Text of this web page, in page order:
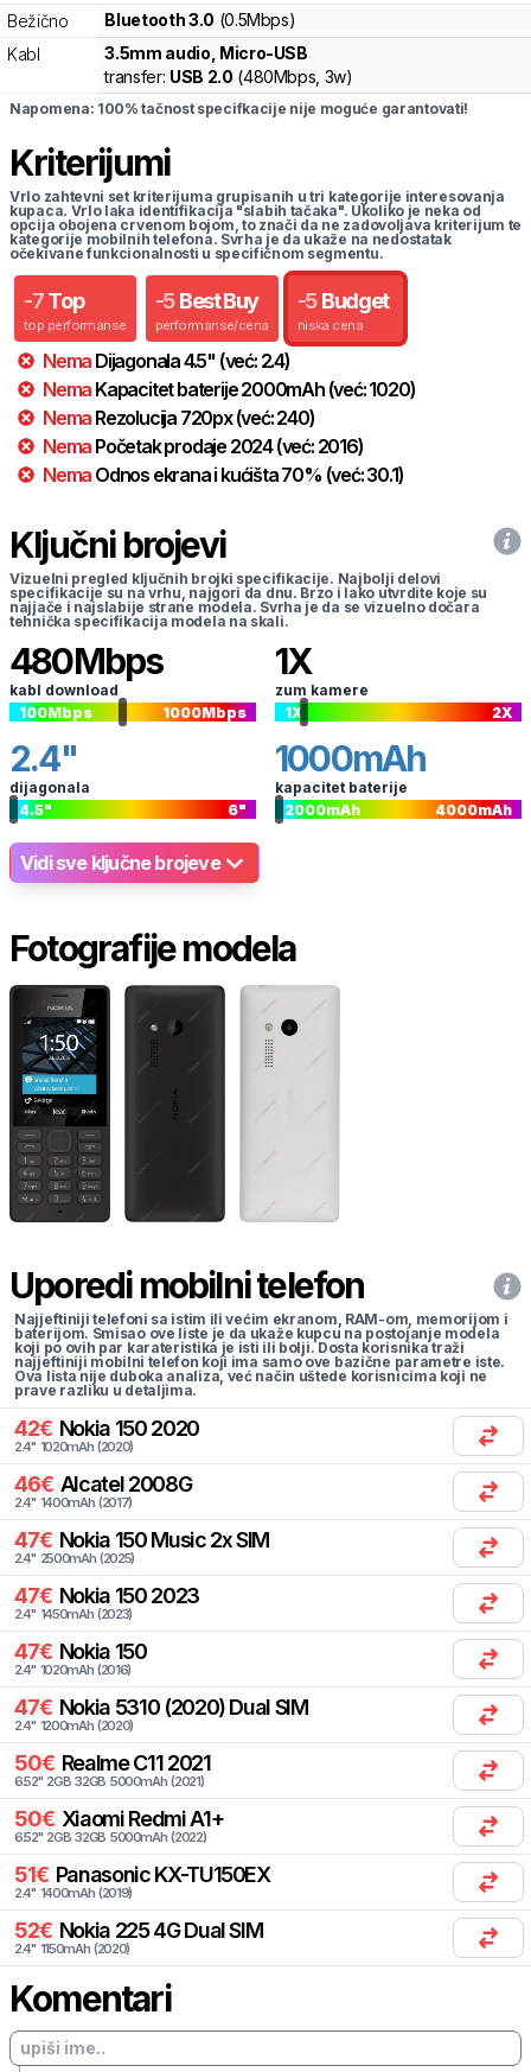
Bežično Bluetooth 3.0 (0.5Mbps)
Kabl
3.5mm audio, Micro-USB
transfer: USB 2.0 (480Mbps, 3w)
Napomena: 100% tačnost specifkacije nije moguće garantovati!
Kriterijumi
Vrlo zahtevni set kriterijuma grupisanih u tri kategorije interesovanja
kupaca. Vrlo laka identifikacija "slabih tačaka". Ukoliko je neka od
opcija obojena crvenom bojom, to znači da ne zadovoljava kriterijum te
kategorije mobilnih telefona. Svrha je da ukaže na nedostatak
očekivane funkcionalnosti u specifičnom segmentu.
-7 Top
top performanse
-5 Best Buy
performanse/cena
-5 Budget
niska cena
Nema Dijagonala4.5" (već: 2.4)
Nema Kapacitet baterije2000mAh(već:1020)
Nema Rezolucija 720px(već:240)
Nema Početak prodaje 2024(već: 2016)
Nema Odnos ekrana i kućišta70% (već:30.1)
Ključni brojevi
Vizuelni pregled ključnih brojki specifikacije. Najbolji delovi
specifikacije su na vrhu, najgori da dnu. Brzo i lako utvrdite koje su
najjače i najslabije strane modela. Svrha je da se vizuelno dočara
tehnička specifikacija modela na skali.
480Mbps
kabl download
100Mbps 1000Mbps
1X
zum kamere
1X 2X
2.4"
dijagonala
4.5" 6"
1000mAh
kapacitet baterije
2000mAh 4000mAh
Vidi sve ključne brojeve
Fotografije modela
Uporedi mobilni telefon
Najjeftiniji telefoni sa istim ili većim ekranom, RAM-om, memorijom i
baterijom. Smisao ove liste je da ukaže kupcu na postojanje modela
koji po ovih par karateristika je isti ili bolji. Dosta korisnika traži
najjeftiniji mobilni telefon koji ima samo ove bazične parametre iste.
Ova lista nije duboka analiza, već način uštede korisnicima koji ne
prave razliku u detaljima.
42€ Nokia 150 2020
2.4" 1020mAh (2020)
46€ Alcatel 2008G
2.4" 1400mAh (2017)
47€ Nokia 150 Music 2x SIM
2.4" 2500mAh (2025)
47€ Nokia 150 2023
2.4" 1450mAh (2023)
47€ Nokia 150
2.4" 1020mAh (2016)
47€ Nokia 5310 (2020) Dual SIM
2.4" 1200mAh (2020)
50€ Realme C11 2021
6.52" 2GB 32GB 5000mAh (2021)
50€ Xiaomi Redmi A1+
6.52" 2GB 32GB 5000mAh (2022)
51€ Panasonic KX-TU150EX
2.4" 1400mAh (2019)
52€ Nokia 225 4G Dual SIM
2.4" 1150mAh (2020)
Komentari